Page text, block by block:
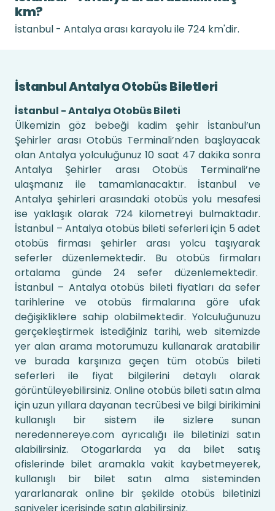
km?
İstanbul - Antalya arası karayolu ile 724 km'dir.
İstanbul Antalya Otobüs Biletleri
İstanbul - Antalya Otobüs Bileti
Ülkemizin göz bebeği kadim şehir İstanbul’un
Şehirler arası Otobüs Terminali’nden başlayacak
olan Antalya yolculuğunuz 10 saat 47 dakika sonra
Antalya Şehirler arası Otobüs Terminali’ne
ulaşmanız ile tamamlanacaktır. İstanbul ve
Antalya şehirleri arasındaki otobüs yolu mesafesi
ise yaklaşık olarak 724 kilometreyi bulmaktadır.
İstanbul – Antalya otobüs bileti seferleri için 5 adet
otobüs firması şehirler arası yolcu taşıyarak
seferler düzenlemektedir. Bu otobüs firmaları
ortalama günde 24 sefer düzenlemektedir.
İstanbul – Antalya otobüs bileti fiyatları da sefer
tarihlerine ve otobüs firmalarına göre ufak
değişikliklere sahip olabilmektedir. Yolculuğunuzu
gerçekleştirmek istediğiniz tarihi, web sitemizde
yer alan arama motorumuzu kullanarak aratabilir
ve burada karşınıza geçen tüm otobüs bileti
seferleri ile fiyat bilgilerini detaylı olarak
görüntüleyebilirsiniz. Online otobüs bileti satın alma
için uzun yıllara dayanan tecrübesi ve bilgi birikimini
kullanışlı bir sistem ile sizlere sunan
neredennereye.com ayrıcalığı ile biletinizi satın
alabilirsiniz. Otogarlarda ya da bilet satış
ofislerinde bilet aramakla vakit kaybetmeyerek,
kullanışlı bir bilet satın alma sisteminden
yararlanarak online bir şekilde otobüs biletinizi